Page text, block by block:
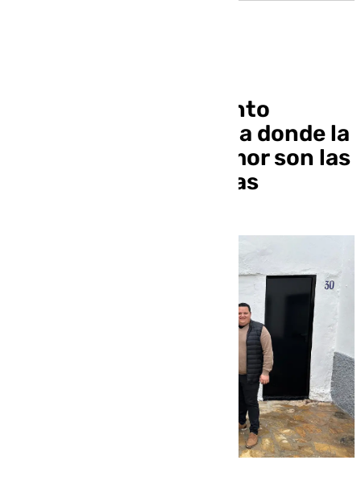
‘Enamórate del Encanto
Algarrobeño’, una ruta donde la
identidad local y el amor son las
grandes protagonistas